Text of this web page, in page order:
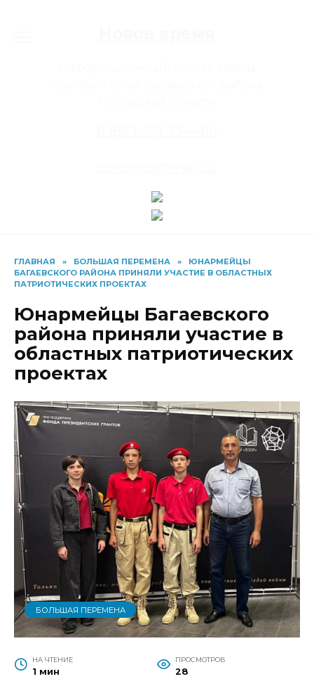
ГЛАВНАЯ » БОЛЬШАЯ ПЕРЕМЕНА »
ЮНАРМЕЙЦЫ
БАГАЕВСКОГО РАЙОНА ПРИНЯЛИ УЧАСТИЕ В ОБЛАСТНЫХ
ПАТРИОТИЧЕСКИХ ПРОЕКТАХ
Юнармейцы Багаевского
района приняли участие в
областных патриотических
проектах
БОЛЬШАЯ ПЕРЕМЕНА
НА ЧТЕНИЕ
1 мин
ПРОСМОТРОВ
28